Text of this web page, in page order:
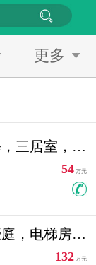
更多
新海阳东街，精装修，三居室，南北通透，拎包入住，单价低
54 万元
二中学区房，名仕豪庭，电梯房，双南卧室，单价低，急售
132 万元